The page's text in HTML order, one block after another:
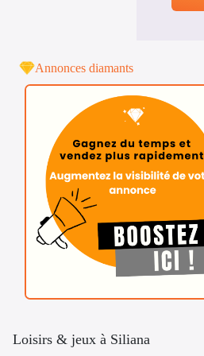
Annonces diamants
Loisirs & jeux à Siliana